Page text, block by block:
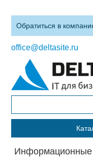
Обратиться в
office@deltasite.ru
Информационные